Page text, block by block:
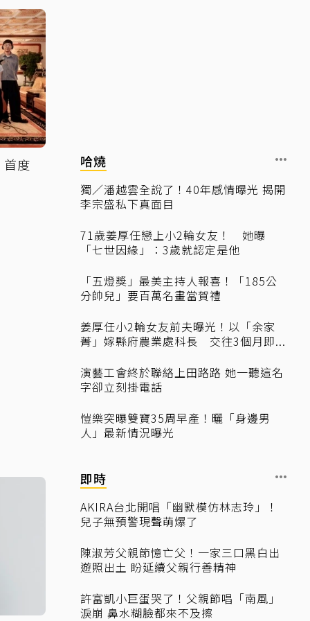
度
哈燒
獨／潘越雲全說了！40年感情曝光 揭開
李宗盛私下真面目
71歲姜厚任戀上小2輪女友！ 她曝
「七世因緣」：3歲就認定是他
「五燈獎」最美主持人報喜！「185公
分帥兒」要百萬名畫當賀禮
姜厚任小2輪女友前夫曝光！以「余家
菁」嫁縣府農業處科長 交往3個月即...
演藝工會終於聯絡上田路路 她一聽這名
字卻立刻掛電話
愷樂突曝雙寶35周早產！曬「身邊男
人」最新情況曝光
即時
AKIRA台北開唱「幽默模仿林志玲」！
兒子無預警現聲萌爆了
陳淑芳父親節憶亡父！一家三口黑白出
遊照出土 盼延續父親行善精神
許富凱小巨蛋哭了！父親節唱「南風」
淚崩 鼻水糊臉都來不及擦